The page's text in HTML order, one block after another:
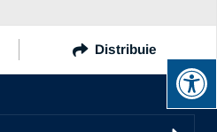
Distribuie
cariera-mea-didactica-editia-a-